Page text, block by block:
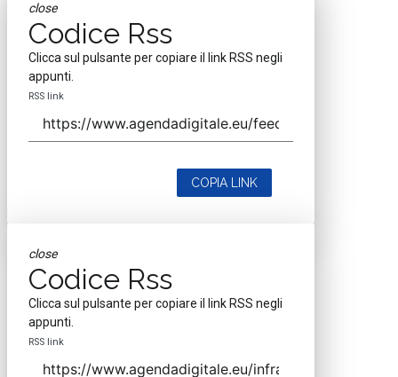
close
Codice Rss
Clicca sul pulsante per copiare il link RSS negli
appunti.
RSS link
COPIA LINK
close
Codice Rss
Clicca sul pulsante per copiare il link RSS negli
appunti.
RSS link